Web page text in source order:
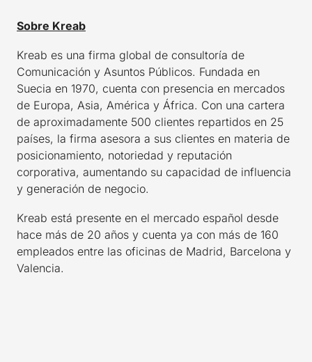
Sobre Kreab
Kreab es una firma global de consultoría de
Comunicación y Asuntos Públicos. Fundada en
Suecia en 1970, cuenta con presencia en mercados
de Europa, Asia, América y África. Con una cartera
de aproximadamente 500 clientes repartidos en 25
países, la firma asesora a sus clientes en materia de
posicionamiento, notoriedad y reputación
corporativa, aumentando su capacidad de influencia
y generación de negocio.
Kreab está presente en el mercado español desde
hace más de 20 años y cuenta ya con más de 160
empleados entre las oficinas de Madrid, Barcelona y
Valencia.